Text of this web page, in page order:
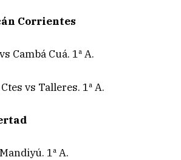
Corrientes
Cambá Cuá. 1ª A.
vs Talleres. 1ª A.
1ª A.